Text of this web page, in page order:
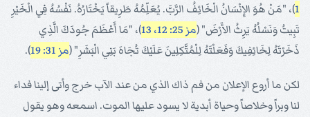
1)، "مَنْ هُوَ الإِنْسَانُ الْخَائِفُ الرَّبَّ. يُعَلِّمُهُ طَرِيقاً يَخْتَارُهُ. نَفْسُهُ فِي الْخَيْرِ
تَبِيتُ وَنَسْلُهُ يَرِثُ الأَرْضَ" (مز 25: 12، 13
)، "مَا أَعْظَمَ جُودَكَ الَّذِي
ذَخَرْتَهُ لِخَائِفِيكَ وَفَعَلْتَهُ لِلْمُتَّكِلِينَ عَلَيْكَ تُجَاهَ بَنِي الْبَشَرِ" (مز 31: 19 ).
لكن ما أروع الإعلان من فم ذاك الذي من عند الآب خرج وأتى إلينا فداء
لنا وبراً وخلاصاً وحياة أبدية لا يسود عليها الموت. اسمعه وهو يقول